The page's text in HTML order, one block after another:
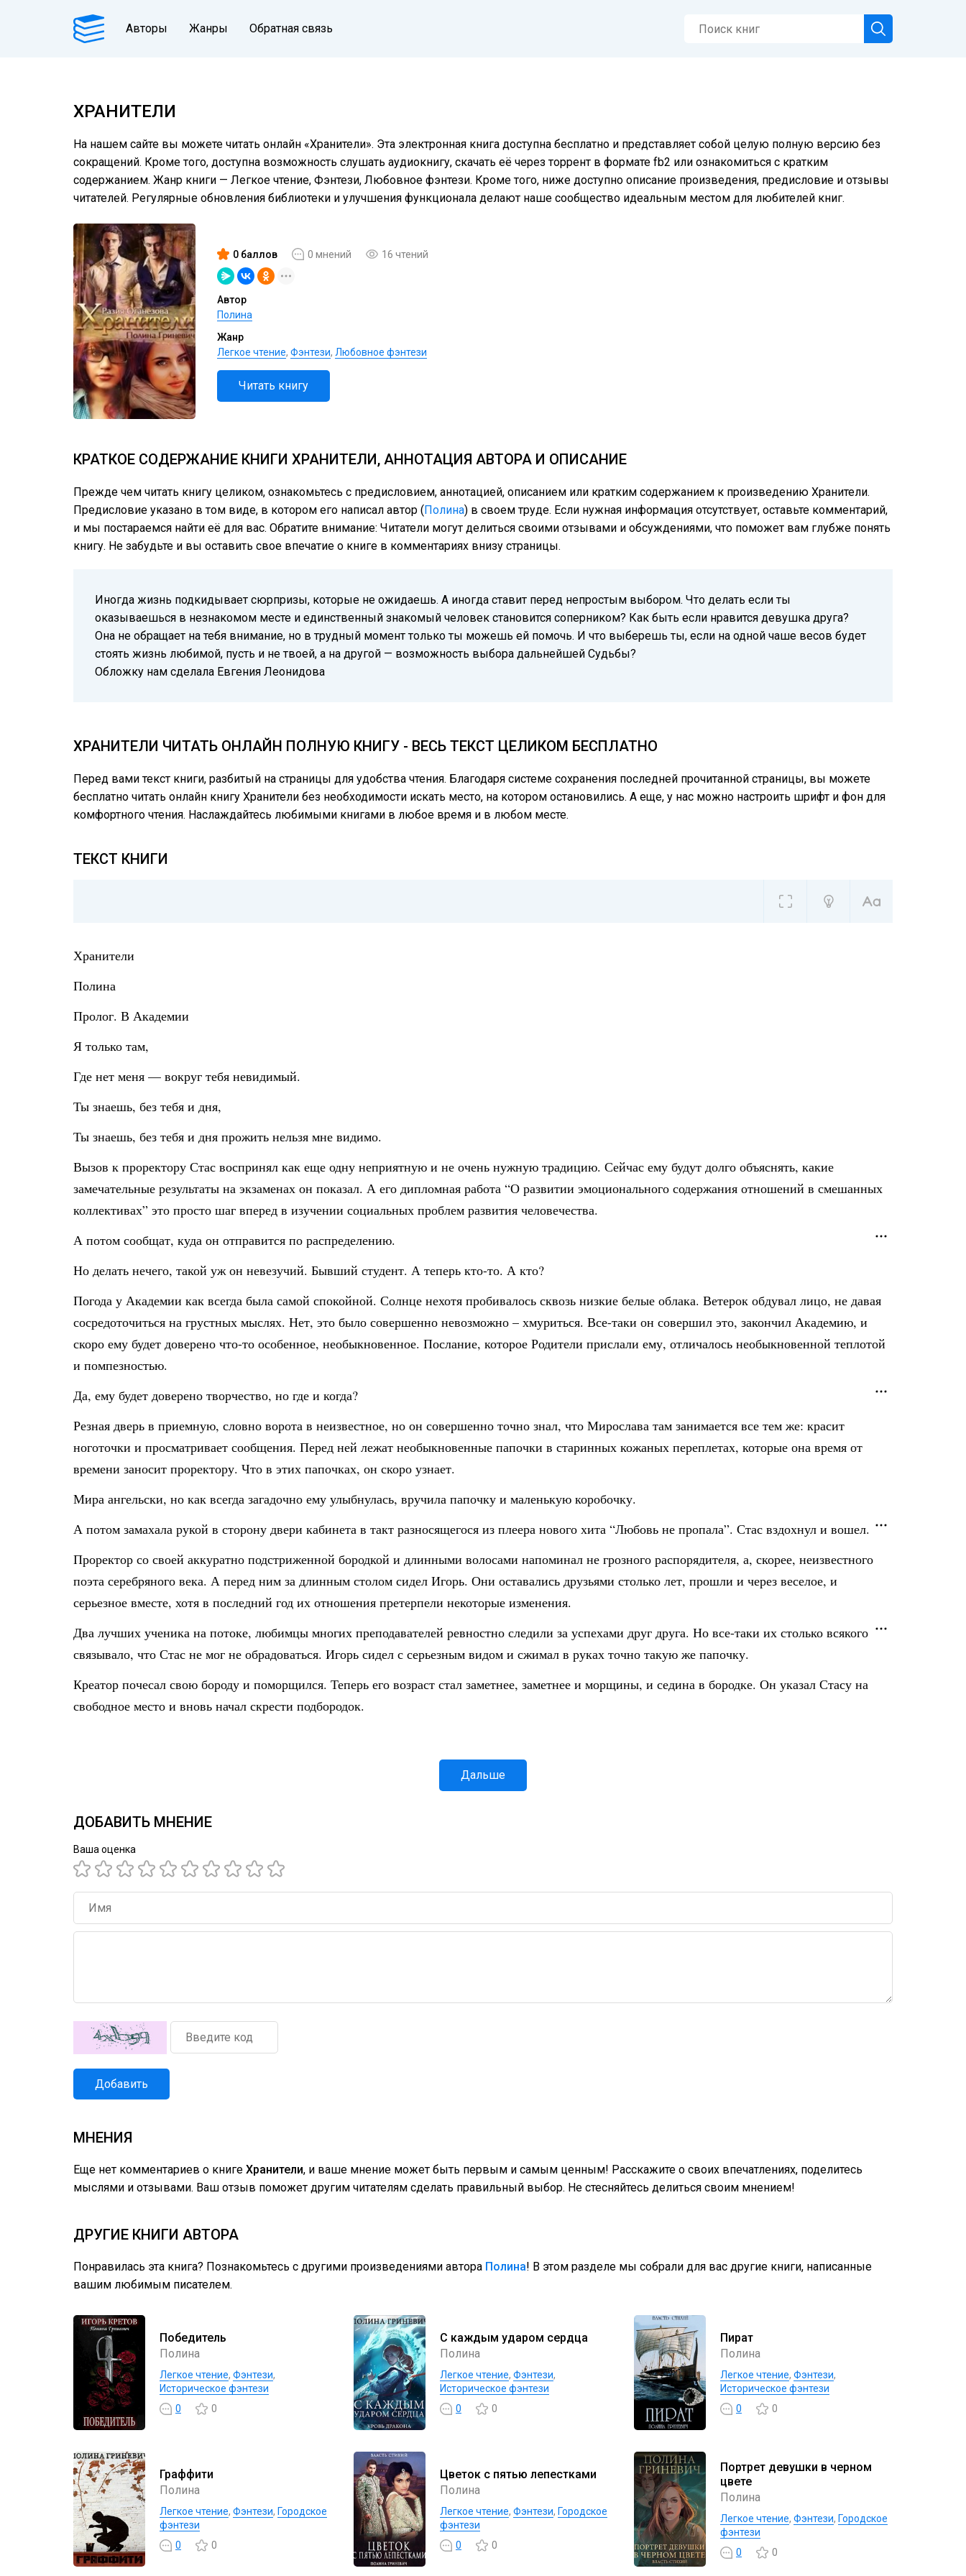
Авторы Жанры Обратная связь
ХРАНИТЕЛИ
На нашем сайте вы можете читать онлайн «Хранители». Эта электронная книга доступна бесплатно и представляет собой целую полную версию без
сокращений. Кроме того, доступна возможность слушать аудиокнигу, скачать её через торрент в формате fb2 или ознакомиться с кратким
содержанием. Жанр книги — Легкое чтение, Фэнтези, Любовное фэнтези. Кроме того, ниже доступно описание произведения, предисловие и отзывы
читателей. Регулярные обновления библиотеки и улучшения функционала делают наше сообщество идеальным местом для любителей книг.
0 баллов 0 мнений 16 чтений
Автор
Полина
Жанр
Легкое чтение, Фэнтези, Любовное фэнтези
Читать книгу
КРАТКОЕ СОДЕРЖАНИЕ КНИГИ ХРАНИТЕЛИ, АННОТАЦИЯ АВТОРА И ОПИСАНИЕ
Прежде чем читать книгу целиком, ознакомьтесь с предисловием, аннотацией, описанием или кратким содержанием к произведению Хранители.
Предисловие указано в том виде, в котором его написал автор (Полина) в своем труде. Если нужная информация отсутствует, оставьте комментарий,
и мы постараемся найти её для вас. Обратите внимание: Читатели могут делиться своими отзывами и обсуждениями, что поможет вам глубже понять
книгу. Не забудьте и вы оставить свое впечатие о книге в комментариях внизу страницы.
Иногда жизнь подкидывает сюрпризы, которые не ожидаешь. А иногда ставит перед непростым выбором. Что делать если ты
оказываешься в незнакомом месте и единственный знакомый человек становится соперником? Как быть если нравится девушка друга?
Она не обращает на тебя внимание, но в трудный момент только ты можешь ей помочь. И что выберешь ты, если на одной чаше весов будет
стоять жизнь любимой, пусть и не твоей, а на другой — возможность выбора дальнейшей Судьбы?
Обложку нам сделала Евгения Леонидова
ХРАНИТЕЛИ ЧИТАТЬ ОНЛАЙН ПОЛНУЮ КНИГУ - ВЕСЬ ТЕКСТ ЦЕЛИКОМ БЕСПЛАТНО
Перед вами текст книги, разбитый на страницы для удобства чтения. Благодаря системе сохранения последней прочитанной страницы, вы можете
бесплатно читать онлайн книгу Хранители без необходимости искать место, на котором остановились. А еще, у нас можно настроить шрифт и фон для
комфортного чтения. Наслаждайтесь любимыми книгами в любое время и в любом месте.
ТЕКСТ КНИГИ
Хранители
Полина
Пролог. В Академии
Я только там,
Где нет меня — вокруг тебя невидимый.
Ты знаешь, без тебя и дня,
Ты знаешь, без тебя и дня прожить нельзя мне видимо.
Вызов к проректору Стас воспринял как еще одну неприятную и не очень нужную традицию. Сейчас ему будут долго объяснять, какие
замечательные результаты на экзаменах он показал. А его дипломная работа “О развитии эмоционального содержания отношений в смешанных
коллективах” это просто шаг вперед в изучении социальных проблем развития человечества.
А потом сообщат, куда он отправится по распределению.
Но делать нечего, такой уж он невезучий. Бывший студент. А теперь кто-то. А кто?
Погода у Академии как всегда была самой спокойной. Солнце нехотя пробивалось сквозь низкие белые облака. Ветерок обдувал лицо, не давая
сосредоточиться на грустных мыслях. Нет, это было совершенно невозможно – хмуриться. Все-таки он совершил это, закончил Академию, и
скоро ему будет доверено что-то особенное, необыкновенное. Послание, которое Родители прислали ему, отличалось необыкновенной теплотой
и помпезностью.
Да, ему будет доверено творчество, но где и когда?
Резная дверь в приемную, словно ворота в неизвестное, но он совершенно точно знал, что Мирослава там занимается все тем же: красит
ноготочки и просматривает сообщения. Перед ней лежат необыкновенные папочки в старинных кожаных переплетах, которые она время от
времени заносит проректору. Что в этих папочках, он скоро узнает.
Мира ангельски, но как всегда загадочно ему улыбнулась, вручила папочку и маленькую коробочку.
А потом замахала рукой в сторону двери кабинета в такт разносящегося из плеера нового хита “Любовь не пропала”. Стас вздохнул и вошел.
Проректор со своей аккуратно подстриженной бородкой и длинными волосами напоминал не грозного распорядителя, а, скорее, неизвестного
поэта серебряного века. А перед ним за длинным столом сидел Игорь. Они оставались друзьями столько лет, прошли и через веселое, и
серьезное вместе, хотя в последний год их отношения претерпели некоторые изменения.
Два лучших ученика на потоке, любимцы многих преподавателей ревностно следили за успехами друг друга. Но все-таки их столько всякого
связывало, что Стас не мог не обрадоваться. Игорь сидел с серьезным видом и сжимал в руках точно такую же папочку.
Креатор почесал свою бороду и поморщился. Теперь его возраст стал заметнее, заметнее и морщины, и седина в бородке. Он указал Стасу на
свободное место и вновь начал скрести подбородок.
Дальше
ДОБАВИТЬ МНЕНИЕ
Ваша оценка
Добавить
МНЕНИЯ
Еще нет комментариев о книге Хранители, и ваше мнение может быть первым и самым ценным! Расскажите о своих впечатлениях, поделитесь
мыслями и отзывами. Ваш отзыв поможет другим читателям сделать правильный выбор. Не стесняйтесь делиться своим мнением!
ДРУГИЕ КНИГИ АВТОРА
Понравилась эта книга? Познакомьтесь с другими произведениями автора Полина! В этом разделе мы собрали для вас другие книги, написанные
вашим любимым писателем.
Победитель
Полина
Легкое чтение, Фэнтези,
Историческое фэнтези
0
0
С каждым ударом сердца
Полина
Легкое чтение, Фэнтези,
Историческое фэнтези
0
0
Пират
Полина
Легкое чтение, Фэнтези,
Историческое фэнтези
0
0
Граффити
Полина
Легкое чтение, Фэнтези, Городское
фэнтези
0
0
Цветок с пятью лепестками
Полина
Легкое чтение, Фэнтези, Городское
фэнтези
0
0
Портрет девушки в черном
цвете
Полина
Легкое чтение, Фэнтези, Городское
фэнтези
0
0